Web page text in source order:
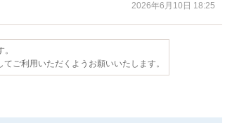
2026年6月10日 18:25
ご利用いただくようお願いいたします。